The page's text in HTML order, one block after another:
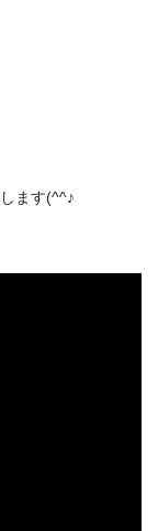
ます(^^♪